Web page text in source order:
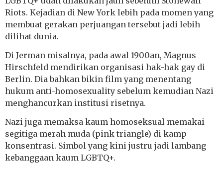
Riots. Kejadian di New York lebih pada momen yang
membuat gerakan perjuangan tersebut jadi lebih
dilihat dunia.
Di Jerman misalnya, pada awal 1900an, Magnus
Hirschfeld mendirikan organisasi hak-hak gay di
Berlin. Dia bahkan bikin film yang menentang
hukum anti-homosexuality sebelum kemudian Nazi
menghancurkan institusi risetnya.
Nazi juga memaksa kaum homoseksual memakai
segitiga merah muda (pink triangle) di kamp
konsentrasi. Simbol yang kini justru jadi lambang
kebanggaan kaum LGBTQ+.